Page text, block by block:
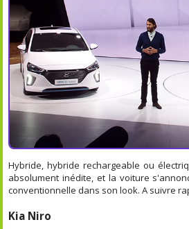
Hybride, hybride rechargeable ou
absolument inédite, et la voiture
conventionnelle dans son look. A suivre
Kia Niro